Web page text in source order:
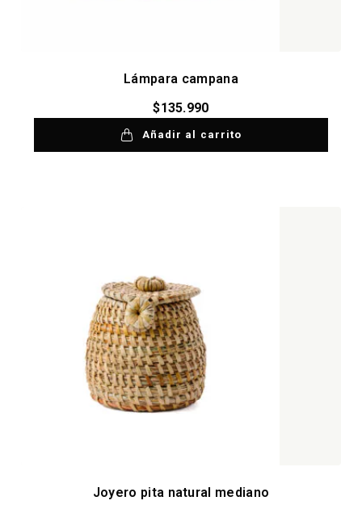
Lámpara campana
$135.990
Añadir al carrito
Joyero pita natural mediano